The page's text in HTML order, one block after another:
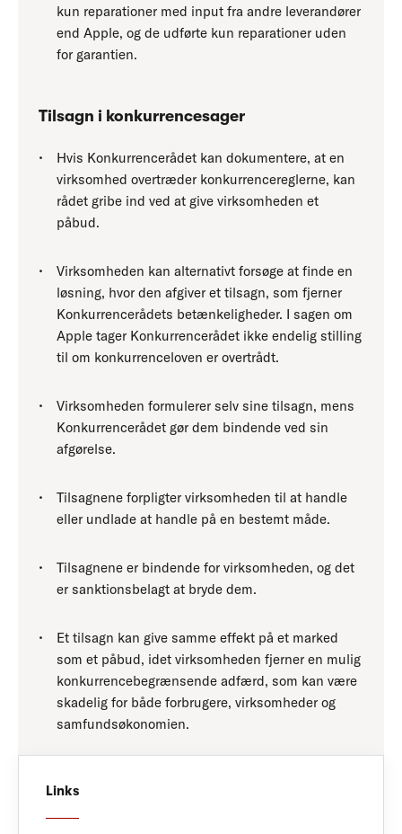
kun reparationer med input fra andre leverandører
end Apple, og de udførte kun reparationer uden
for garantien.
Tilsagn i konkurrencesager
Hvis Konkurrencerådet kan dokumentere, at en
virksomhed overtræder konkurrencereglerne, kan
rådet gribe ind ved at give virksomheden et
påbud.
Virksomheden kan alternativt forsøge at finde en
løsning, hvor den afgiver et tilsagn, som fjerner
Konkurrencerådets betænkeligheder. I sagen om
Apple tager Konkurrencerådet ikke endelig stilling
til om konkurrenceloven er overtrådt.
Virksomheden formulerer selv sine tilsagn, mens
Konkurrencerådet gør dem bindende ved sin
afgørelse.
Tilsagnene forpligter virksomheden til at handle
eller undlade at handle på en bestemt måde.
Tilsagnene er bindende for virksomheden, og det
er sanktionsbelagt at bryde dem.
Et tilsagn kan give samme effekt på et marked
som et påbud, idet virksomheden fjerner en mulig
konkurrencebegrænsende adfærd, som kan være
skadelig for både forbrugere, virksomheder og
samfundsøkonomien.
Links